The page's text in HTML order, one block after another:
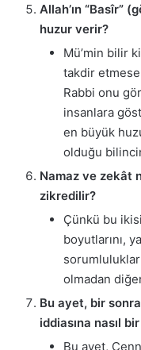
Allah’ın “Basîr”
huzur verir?
Mü’min bilir
takdir
Rabbi onu
insanlara
en büyük
olduğu
Namaz ve zekât
zikredilir?
Çünkü bu
boyutlarını,
olmadan
Bu ayet, bir
iddiasına nasıl
Bu ayet,